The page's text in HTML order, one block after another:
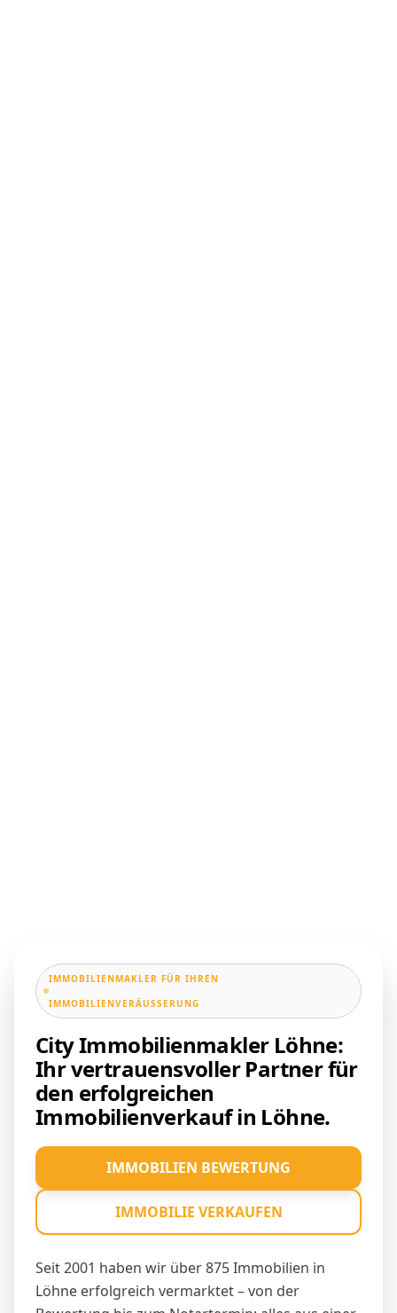
IMMOBILIENMAKLER FÜR IHREN
IMMOBILIENVERÄUSSERUNG
City Immobilienmakler Löhne:
Ihr vertrauensvoller Partner für
den erfolgreichen
Immobilienverkauf in Löhne.
Seit 2001 haben wir über 875 Immobilien in
Löhne erfolgreich vermarktet – von der
IMMOBILIEN BEWERTUNG
IMMOBILIE VERKAUFEN